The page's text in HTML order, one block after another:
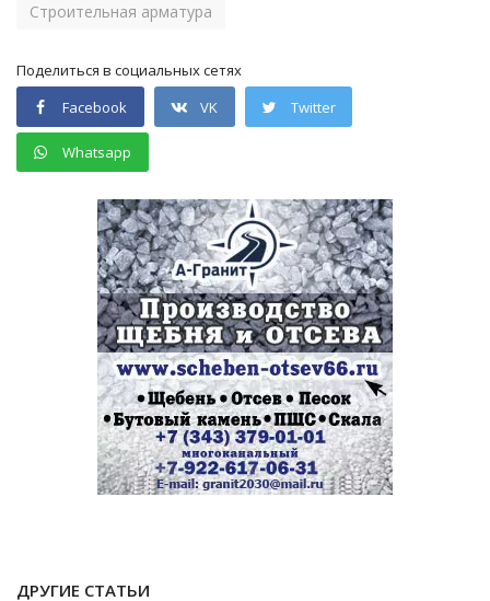
Строительная арматура
Поделиться в социальных сетях
Facebook
VK Twitter
Whatsapp
ДРУГИЕ СТАТЬИ